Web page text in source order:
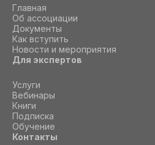
Главная
Об ассоциации
Документы
Как вступить
Новости и мероприятия
Для экспертов
Услуги
Вебинары
Книги
Подписка
Обучение
Контакты
СОГЛАСИЕ